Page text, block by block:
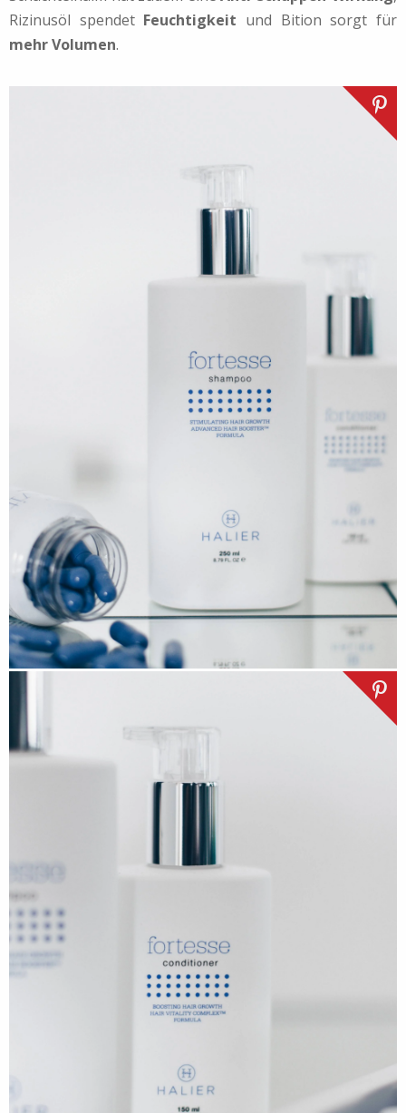
Rizinusöl spendet Feuchtigkeit und Bition sorgt für
mehr Volumen.